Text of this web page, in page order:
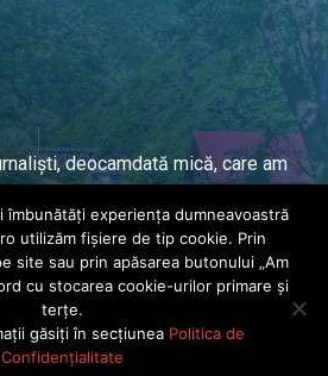
deocamdată mică, care am
locală și națională de mai mulți
Toate drepturile rezervate · Dezvoltat de
Power Media FX
îmbunătăți experiența dumneavoastră
utilizăm fișiere de tip cookie. Prin
site sau prin apăsarea butonului „Am
cu stocarea cookie-urilor primare și
terțe.
găsiți în secțiunea Politica de
Confidențialitate